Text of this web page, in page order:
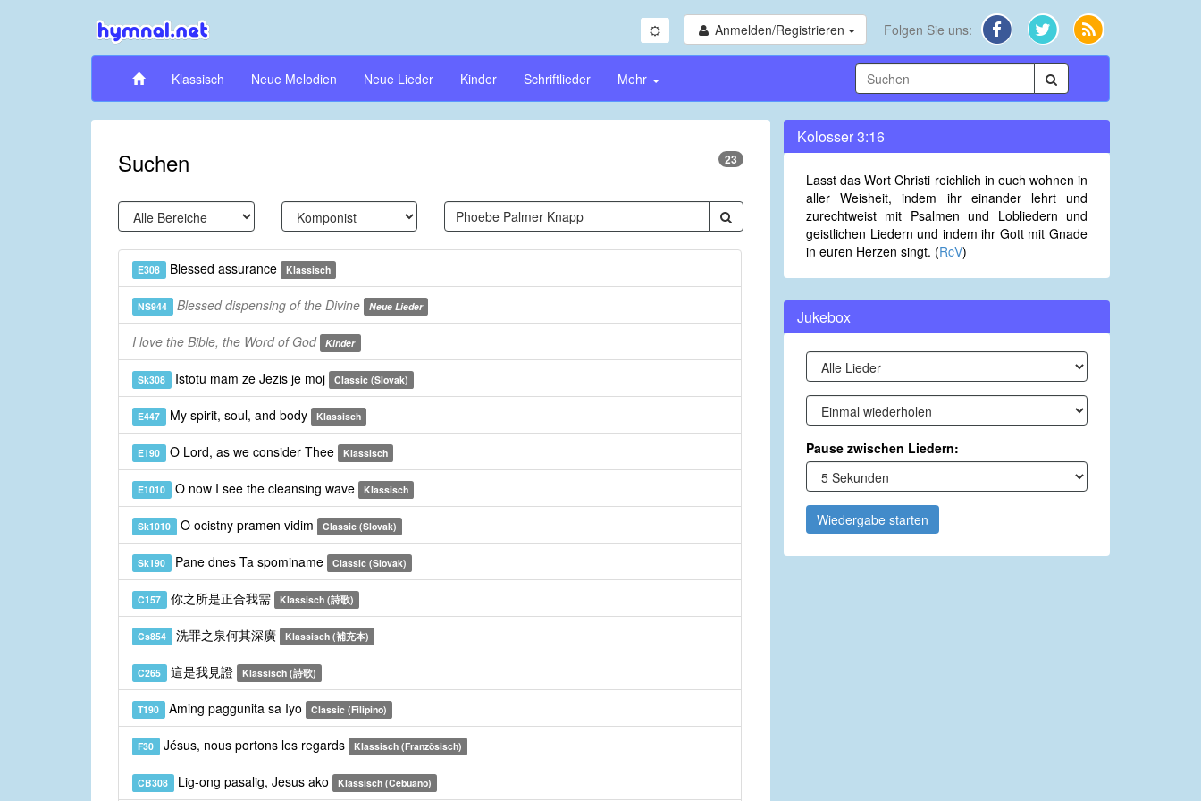
Anmelden/Registrieren Folgen Sie uns:
Klassisch Neue Melodien Neue Lieder Kinder Schriftlieder Mehr
Suchen 23
E308 Blessed assurance Klassisch
NS944 Blessed dispensing of the Divine Neue Lieder
I love the Bible, the Word of God Kinder
Sk308 Istotu mam ze Jezis je moj Classic (Slovak)
E447 My spirit, soul, and body Klassisch
E190 O Lord, as we consider Thee Klassisch
E1010 O now I see the cleansing wave Klassisch
Sk1010 O ocistny pramen vidim Classic (Slovak)
Sk190 Pane dnes Ta spominame Classic (Slovak)
C157 你之所是正合我需 Klassisch (詩歌)
Cs854 洗罪之泉何其深廣 Klassisch (補充本)
C265 這是我見證 Klassisch (詩歌)
T190 Aming paggunita sa Iyo Classic (Filipino)
F30 Jésus, nous portons les regards Klassisch (Französisch)
CB308 Lig-ong pasalig, Jesus ako Klassisch (Cebuano)
Kolosser 3:16
Lasst das Wort Christi reichlich in euch wohnen in
aller Weisheit, indem ihr einander lehrt und
zurechtweist mit Psalmen und Lobliedern und
geistlichen Liedern und indem ihr Gott mit Gnade
in euren Herzen singt. (RcV)
Jukebox
Pause zwischen Liedern:
Wiedergabe starten